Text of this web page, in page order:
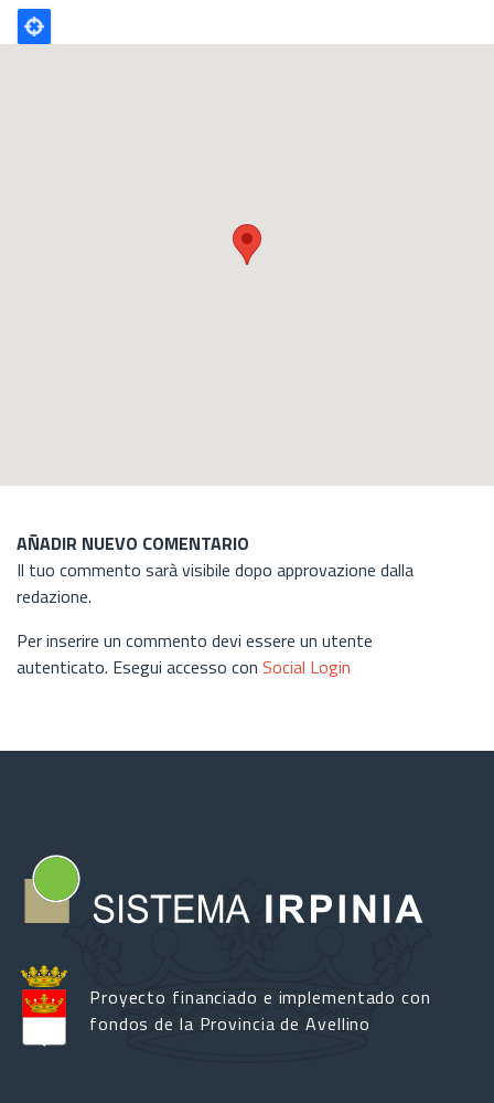
Poligono
GEO
AÑADIR NUEVO COMENTARIO
Il tuo commento sarà visibile dopo approvazione dalla
redazione.
Per inserire un commento devi essere un utente
autenticato. Esegui accesso con Social Login
Proyecto financiado e implementado con
fondos de la Provincia de Avellino